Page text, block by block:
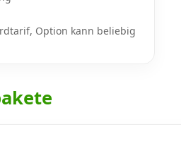
Option kann beliebig